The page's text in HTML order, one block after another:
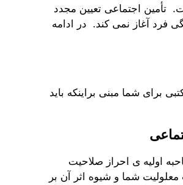
تأمین اجتماعی تعیین مجدد
18 سال را زودتر از یک ماه قبل از تولد 18 سالگی فرد آغاز نمی کند. در ادامه
برای شما مبنی براینکه باید
اولیه ی احراز صلاحیت
شما و شیوه اثر آن بر